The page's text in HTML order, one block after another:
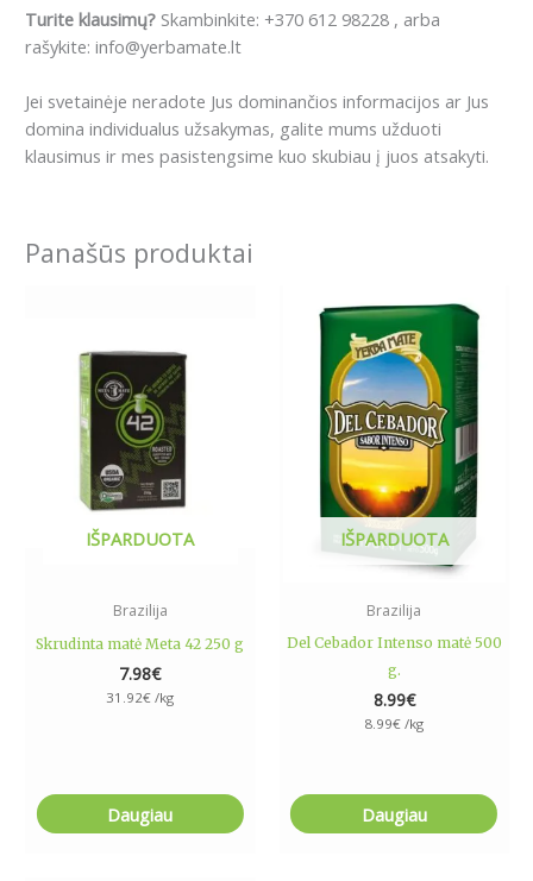
Turite klausimų? Skambinkite: +370 612 98228 , arba
rašykite: info@yerbamate.lt
Jei svetainėje neradote Jus dominančios informacijos ar Jus
domina individualus užsakymas, galite mums užduoti
klausimus ir mes pasistengsime kuo skubiau į juos atsakyti.
Panašūs produktai
IŠPARDUOTA
Brazilija
Skrudinta matė Meta 42 250 g
7.98€
31.92€ /kg
Daugiau
IŠPARDUOTA
Brazilija
Del Cebador Intenso matė 500
g.
8.99€
8.99€ /kg
Daugiau